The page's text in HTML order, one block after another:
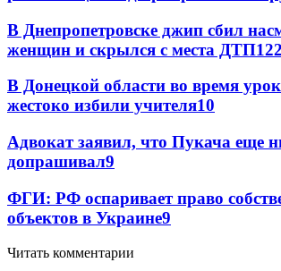
В Днепропетровске джип сбил
женщин и скрылся с места ДТП122
В Донецкой области во время
жестоко избили учителя10
Адвокат заявил, что Пукача еще
допрашивал9
ФГИ: РФ оспаривает право
объектов в Украине9
Читать комментарии